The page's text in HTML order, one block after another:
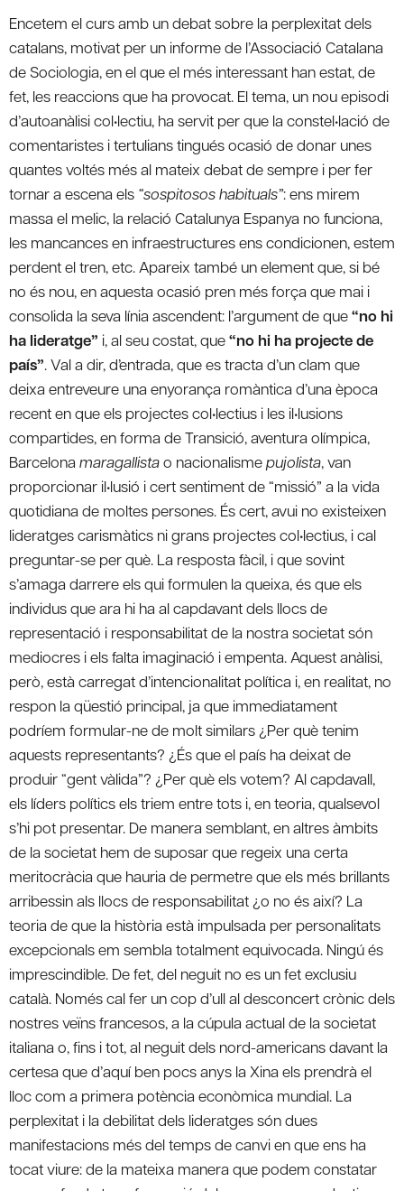
Encetem el curs amb un debat sobre la perplexitat dels
catalans, motivat per un informe de l’Associació Catalana
de Sociologia, en el que el més interessant han estat, de
fet, les reaccions que ha provocat. El tema, un nou episodi
d’autoanàlisi col•lectiu, ha servit per que la constel•lació de
comentaristes i tertulians tingués ocasió de donar unes
quantes voltés més al mateix debat de sempre i per fer
tornar a escena els “sospitosos habituals”: ens mirem
massa el melic, la relació Catalunya Espanya no funciona,
les mancances en infraestructures ens condicionen, estem
perdent el tren, etc. Apareix també un element que, si bé
no és nou, en aquesta ocasió pren més força que mai i
consolida la seva línia ascendent: l’argument de que“no hi
ha lideratge” i, al seu costat, que“no hi ha projecte de
país”. Val a dir, d’entrada, que es tracta d’un clam que
deixa entreveure una enyorança romàntica d’una època
recent en que els projectes col•lectius i les il•lusions
compartides, en forma de Transició, aventura olímpica,
Barcelona maragallistao nacionalismepujolista, van
proporcionar il•lusió i cert sentiment de “missió” a la vida
quotidiana de moltes persones. És cert, avui no existeixen
lideratges carismàtics ni grans projectes col•lectius, i cal
preguntar-se per què. La resposta fàcil, i que sovint
s’amaga darrere els qui formulen la queixa, és que els
individus que ara hi ha al capdavant dels llocs de
representació i responsabilitat de la nostra societat són
mediocres i els falta imaginació i empenta. Aquest anàlisi,
però, està carregat d’intencionalitat política i, en realitat, no
respon la qüestió principal, ja que immediatament
podríem formular-ne de molt similars ¿Per què tenim
aquests representants? ¿És que el país ha deixat de
produir “gent vàlida”? ¿Per què els votem? Al capdavall,
els líders polítics els triem entre tots i, en teoria, qualsevol
s’hi pot presentar. De manera semblant, en altres àmbits
de la societat hem de suposar que regeix una certa
meritocràcia que hauria de permetre que els més brillants
arribessin als llocs de responsabilitat ¿o no és així? La
teoria de que la història està impulsada per personalitats
excepcionals em sembla totalment equivocada. Ningú és
imprescindible. De fet, del neguit no es un fet exclusiu
català. Només cal fer un cop d’ull al desconcert crònic dels
nostres veïns francesos, a la cúpula actual de la societat
italiana o, fins i tot, al neguit dels nord-americans davant la
certesa que d’aquí ben pocs anys la Xina els prendrà el
lloc com a primera potència econòmica mundial. La
perplexitat i la debilitat dels lideratges són dues
manifestacions més del temps de canvi en que ens ha
tocat viure: de la mateixa manera que podem constatar